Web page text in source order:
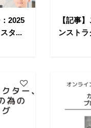
2025
タ...
【記事
ンスト